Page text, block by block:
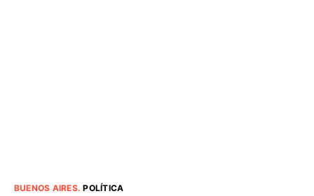
BUENOS AIRES.POLÍTICA